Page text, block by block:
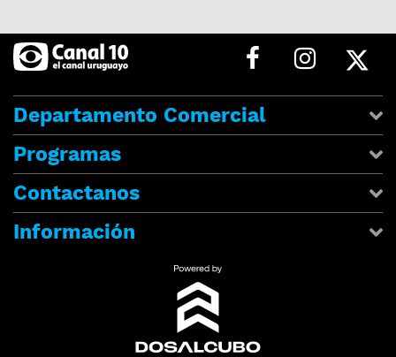
Departamento Comercial
Programas
Contactanos
Información